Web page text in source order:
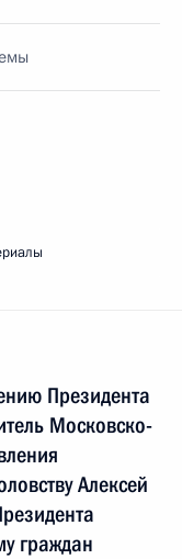
Президента
Московско-
Алексей
граждан